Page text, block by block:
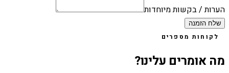
הערות / בקשות מיוחדות
שלח הזמנה
לקוחות מספרים
מה אומרים עלינו?